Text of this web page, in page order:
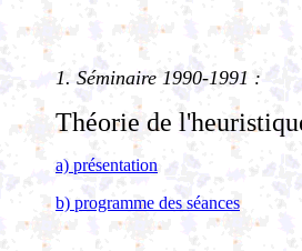
1. Séminaire 1990-1991 :
Théorie de
a) présentation
b) programme des séances